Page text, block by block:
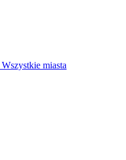
Wszystkie miasta